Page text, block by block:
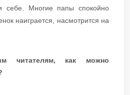
себе. Многие папы спокойно
наиграется, насмотрится на
читателям, как можно